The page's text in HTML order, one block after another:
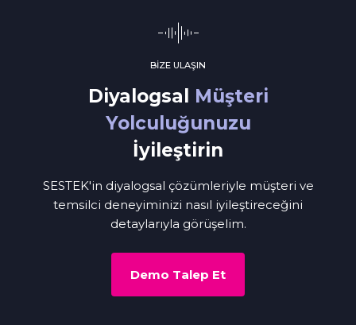
BİZE ULAŞIN
Diyalogsal Müşteri
Yolculuğunuzu
İyileştirin
SESTEK'in diyalogsal çözümleriyle müşteri ve
temsilci deneyiminizi nasıl iyileştireceğini
detaylarıyla görüşelim.
Demo Talep Et